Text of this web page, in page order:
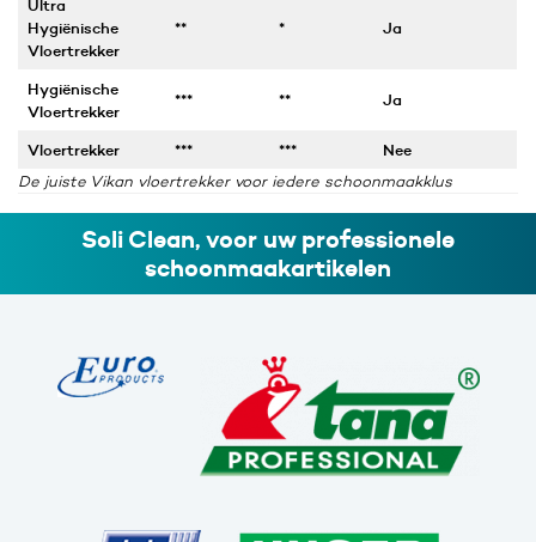
Ultra
Hygiënische
Vloertrekker
** * Ja
Hygiënische
Vloertrekker
*** ** Ja
Vloertrekker *** *** Nee
De juiste Vikan vloertrekker voor iedere schoonmaakklus
Soli Clean, voor uw professionele
schoonmaakartikelen